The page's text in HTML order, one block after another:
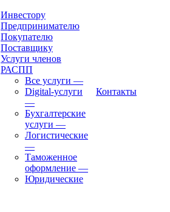
Инвестору
Предпринимателю
Покупателю
Поставщику
Услуги членов
РАСПП
Все услуги —
Digital-услуги
—
Бухгалтерские
услуги —
Логистические
—
Таможенное
оформление —
Юридические
Контакты